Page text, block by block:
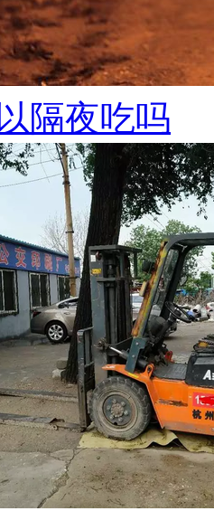
隔夜吃吗